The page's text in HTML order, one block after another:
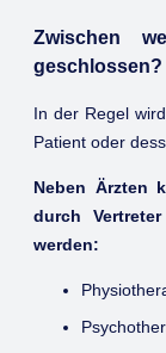
Zwischen
geschlossen?
In der Regel
Patient oder
Neben Ärzten
durch
werden: